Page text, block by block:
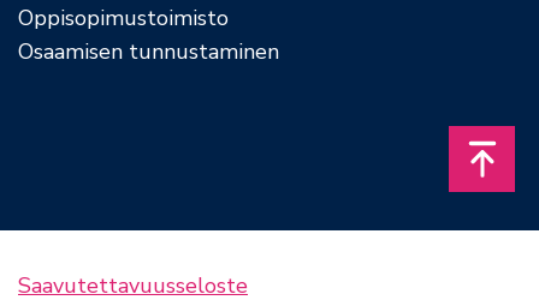
Oppisopimustoimisto
Osaamisen tunnustaminen
Saavutettavuusseloste